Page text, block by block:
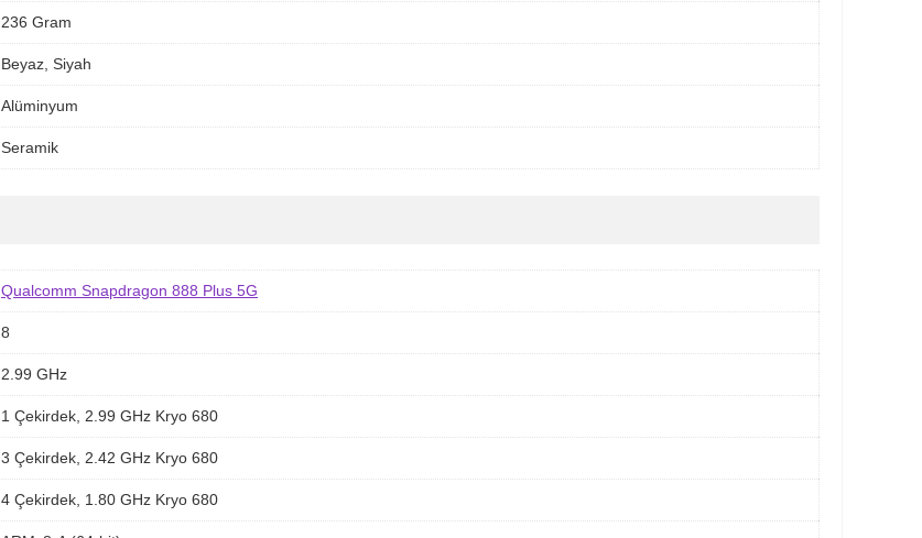
236 Gram
Beyaz, Siyah
Alüminyum
Seramik
Qualcomm Snapdragon 888 Plus 5G
8
2.99 GHz
1 Çekirdek, 2.99 GHz Kryo 680
3 Çekirdek, 2.42 GHz Kryo 680
4 Çekirdek, 1.80 GHz Kryo 680